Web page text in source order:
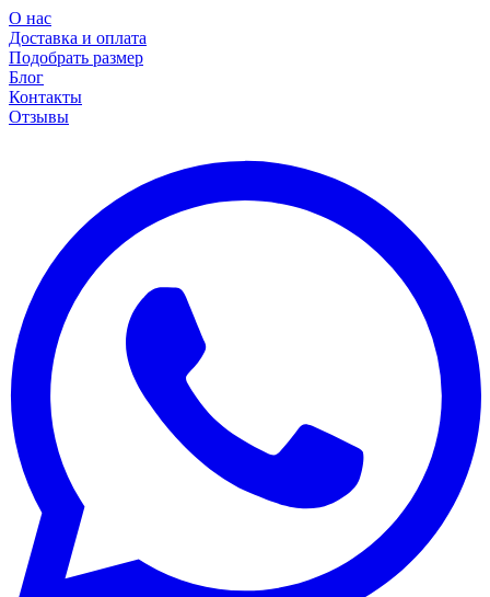
О нас
Доставка и оплата
Подобрать размер
Блог
Контакты
Отзывы